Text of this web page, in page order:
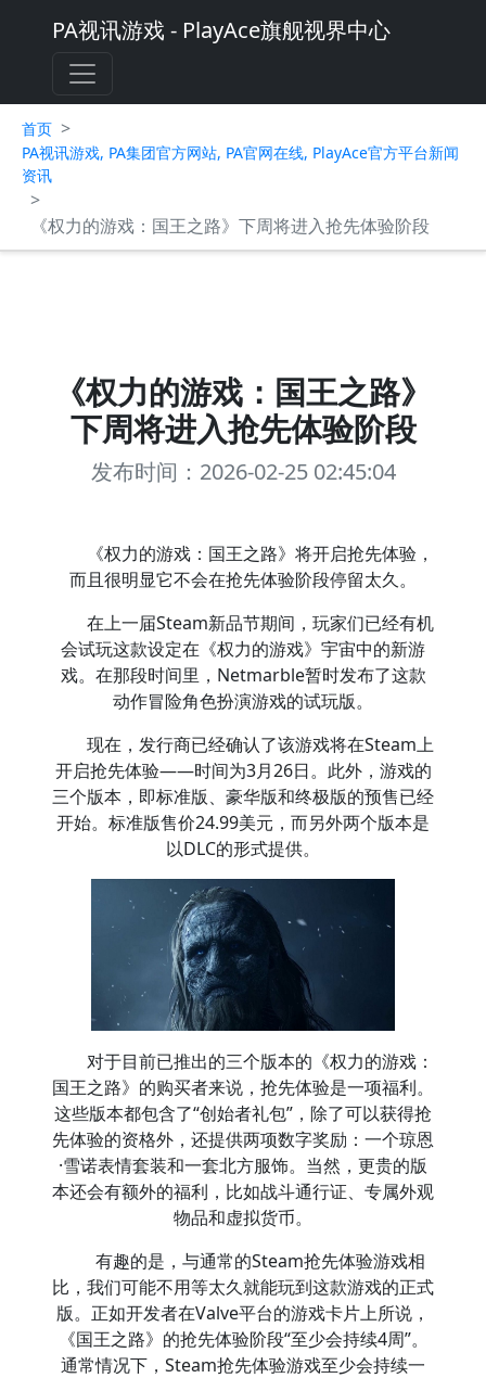
PA视讯游戏 - PlayAce旗舰视界中心
首页 >
PA视讯游戏, PA集团官方网站, PA官网在线, PlayAce官方平台新闻
资讯
>
《权力的游戏：国王之路》下周将进入抢先体验阶段
《权力的游戏：国王之路》
下周将进入抢先体验阶段
发布时间：2026-02-25 02:45:04
《权力的游戏：国王之路》将开启抢先体验，
而且很明显它不会在抢先体验阶段停留太久。
在上一届Steam新品节期间，玩家们已经有机
会试玩这款设定在《权力的游戏》宇宙中的新游
戏。在那段时间里，Netmarble暂时发布了这款
动作冒险角色扮演游戏的试玩版。
现在，发行商已经确认了该游戏将在Steam上
开启抢先体验——时间为3月26日。此外，游戏的
三个版本，即标准版、豪华版和终极版的预售已经
开始。标准版售价24.99美元，而另外两个版本是
以DLC的形式提供。
对于目前已推出的三个版本的《权力的游戏：
国王之路》的购买者来说，抢先体验是一项福利。
这些版本都包含了“创始者礼包”，除了可以获得抢
先体验的资格外，还提供两项数字奖励：一个琼恩
·雪诺表情套装和一套北方服饰。当然，更贵的版
本还会有额外的福利，比如战斗通行证、专属外观
物品和虚拟货币。
有趣的是，与通常的Steam抢先体验游戏相
比，我们可能不用等太久就能玩到这款游戏的正式
版。正如开发者在Valve平台的游戏卡片上所说，
《国王之路》的抢先体验阶段“至少会持续4周”。
通常情况下，Steam抢先体验游戏至少会持续一